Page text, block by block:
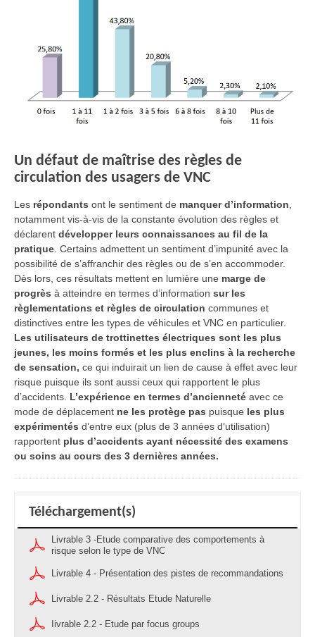
Un défaut de maîtrise des règles de
circulation des usagers de VNC
Les répondants ont le sentiment de manquer d’information
notamment vis-à-vis de la constante évolution des règles et
déclarent développer leurs connaissances au fil de la
pratique . Certains admettent un sentiment d’impunité avec la
possibilité de s’affranchir des règles ou de s’en accommoder.
Dès lors, ces résultats mettent en lumière une marge de
progrès à atteindre en termes d’information sur les
règlementations et règles de circulation communes et
distinctives entre les types de véhicules et VNC en particulier.
Les utilisateurs de trottinettes électriques sont les plus
jeunes, les moins formés et les plus enclins à la recherche
de sensation, ce qui induirait un lien de cause à effet avec leur
risque puisque ils sont aussi ceux qui rapportent le plus
d’accidents. L’expérience en termes d’ancienneté avec ce
mode de déplacement ne les protège pas puisque les plus
expérimentés d’entre eux (plus de 3 années d’utilisation)
rapportent plus d’accidents ayant nécessité des examens
ou soins au cours des 3 dernières années.
Téléchargement(s)
Livrable 3 -Etude comparative des comportements à
risque selon le type de VNC
Livrable 4 - Présentation des pistes de recommandations
Livrable 2.2 - Résultats Etude Naturelle
Iivrable 2.2 - Etude par focus groups